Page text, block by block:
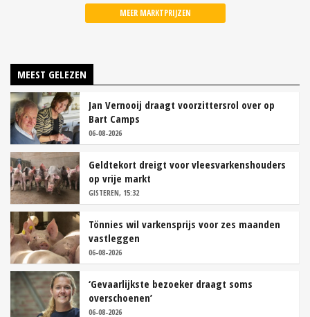
MEER MARKTPRIJZEN
MEEST GELEZEN
Jan Vernooij draagt voorzittersrol over op
Bart Camps
06-08-2026
Geldtekort dreigt voor vleesvarkenshouders
op vrije markt
GISTEREN, 15:32
Tönnies wil varkensprijs voor zes maanden
vastleggen
06-08-2026
‘Gevaarlijkste bezoeker draagt soms
overschoenen’
06-08-2026